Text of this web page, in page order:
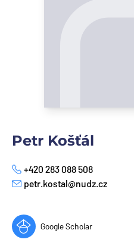
Petr Košťál
Телефон
+420 283 088 508
E-mail
petr.kostal@nudz.cz
Google Scholar